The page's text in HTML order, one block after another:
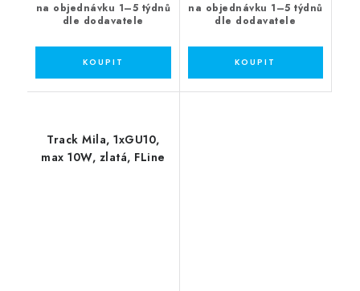
na objednávku 1–5 týdnů
dle dodavatele
na objednávku 1–5 týdnů
dle dodavatele
Track Mila, 1xGU10,
max 10W, zlatá, FLine